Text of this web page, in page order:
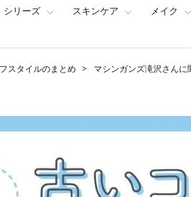
シリーズ スキンケア メイク
スタイルのまとめ マシンガンズ滝沢さん